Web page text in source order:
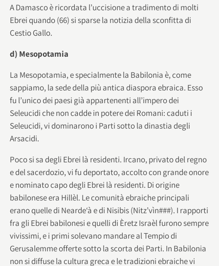
A Damasco è ricordata l’uccisione a tradimento di molti
Ebrei quando (66) si sparse la notizia della sconfitta di
Cestio Gallo.
d) Mesopotamia
La Mesopotamia, e specialmente la Babilonia è, come
sappiamo, la sede della più antica diaspora ebraica. Esso
fu l’unico dei paesi già appartenenti all’impero dei
Seleucidi che non cadde in potere dei Romani: caduti i
Seleucidi, vi dominarono i Parti sotto la dinastia degli
Arsacidi.
Poco si sa degli Ebrei là residenti. Ircano, privato del regno
e del sacerdozio, vi fu deportato, accolto con grande onore
e nominato capo degli Ebrei là residenti. Di origine
babilonese era Hillèl. Le comunità ebraiche principali
erano quelle di Nearde‘à e di Nisibis (Nitz’vìn###). I rapporti
fra gli Ebrei babilonesi e quelli di Èretz Israèl furono sempre
vivissimi, e i primi solevano mandare al Tempio di
Gerusalemme offerte sotto la scorta dei Parti. In Babilonia
non si diffuse la cultura greca e le tradizioni ebraiche vi